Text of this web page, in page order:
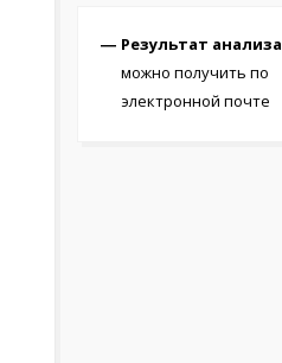
Результат анализа
можно получить по
электронной почте